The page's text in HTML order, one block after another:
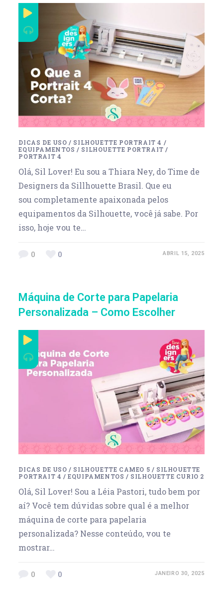
DICAS DE USO / SILHOUETTE PORTRAIT 4 /
EQUIPAMENTOS / SILHOUETTE PORTRAIT /
PORTRAIT 4
Olá, Sil Lover! Eu sou a Thiara Ney, do Time de
Designers da Sillhouette Brasil. Que eu
sou completamente apaixonada pelos
equipamentos da Silhouette, você já sabe. Por
isso, hoje vou te…
0 0 ABRIL 15, 2025
Máquina de Corte para Papelaria
Personalizada – Como Escolher
DICAS DE USO / SILHOUETTE CAMEO 5 / SILHOUETTE
PORTRAIT 4 /EQUIPAMENTOS / SILHOUETTE CURIO 2
Olá, Sil Lover! Sou a Léia Pastori, tudo bem por
aí? Você tem dúvidas sobre qual é a melhor
máquina de corte para papelaria
personalizada? Nesse conteúdo, vou te
mostrar…
0 0 JANEIRO 30, 2025